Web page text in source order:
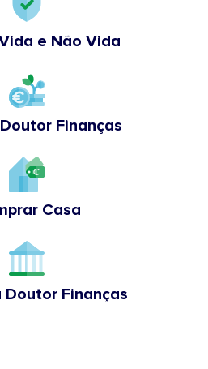
e Não Vida
Doutor Finanças
Casa
Finanças